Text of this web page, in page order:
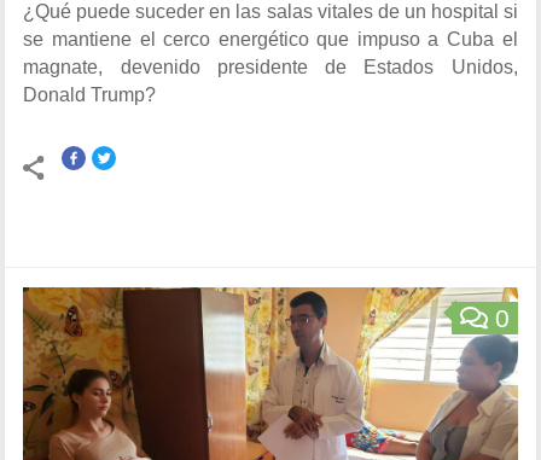
¿Qué puede suceder en las salas vitales de un hospital si
se mantiene el cerco energético que impuso a Cuba el
magnate, devenido presidente de Estados Unidos,
Donald Trump?
0